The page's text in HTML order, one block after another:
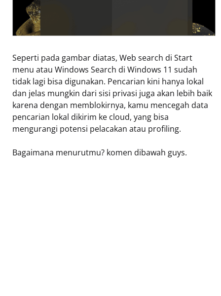
Seperti pada gambar diatas, Web search di Start
menu atau Windows Search di Windows 11 sudah
tidak lagi bisa digunakan. Pencarian kini hanya lokal
dan jelas mungkin dari sisi privasi juga akan lebih baik
karena dengan memblokirnya, kamu mencegah data
pencarian lokal dikirim ke cloud, yang bisa
mengurangi potensi pelacakan atau profiling.
Bagaimana menurutmu? komen dibawah guys.